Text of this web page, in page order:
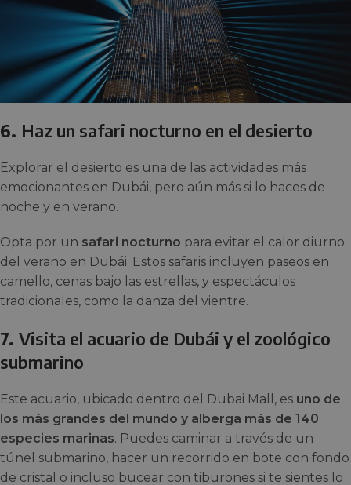
6. Haz un safari nocturno en el desierto
Explorar el desierto es una de las actividades más
emocionantes en Dubái, pero aún más si lo haces de
noche y en verano.
Opta por un safari nocturno para evitar el calor diurno
del verano en Dubái. Estos safaris incluyen paseos en
camello, cenas bajo las estrellas, y espectáculos
tradicionales, como la danza del vientre.
7. Visita el acuario de Dubái y el zoológico
submarino
Este acuario, ubicado dentro del Dubai Mall, es uno de
los más grandes del mundo y alberga más de 140
especies marinas. Puedes caminar a través de un
túnel submarino, hacer un recorrido en bote con fondo
de cristal o incluso bucear con tiburones si te sientes lo